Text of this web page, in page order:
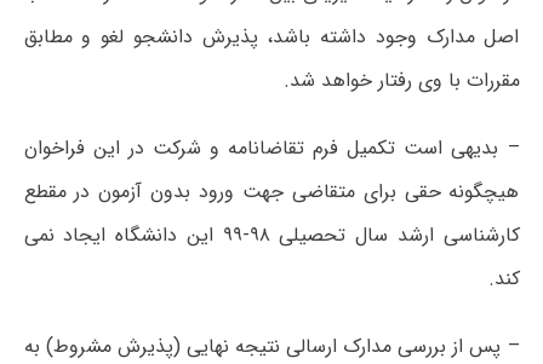
اصل مدارک وجود داشته باشد، پذیرش دانشجو لغو و مطابق
مقررات با وی رفتار خواهد شد.
– بدیهی است تکمیل فرم تقاضانامه و شرکت در این فراخوان
هیچگونه حقی برای متقاضی جهت ورود بدون آزمون در مقطع
کارشناسی ارشد سال تحصیلی ۹۸-۹۹ این دانشگاه ایجاد نمی
کند.
– پس از بررسی مدارک ارسالی نتیجه نهایی (پذیرش مشروط) به